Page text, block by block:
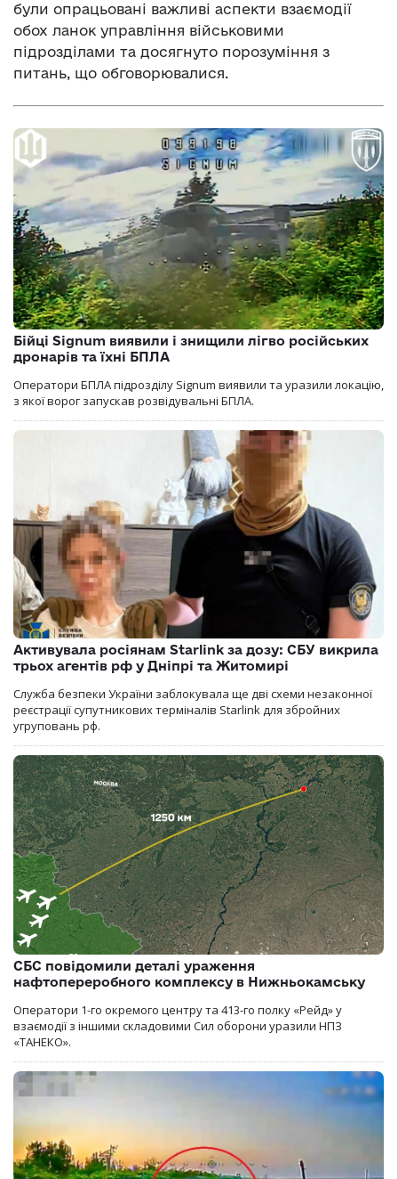
були опрацьовані важливі аспекти взаємодії
обох ланок управління військовими
підрозділами та досягнуто порозуміння з
питань, що обговорювалися.
Бійці Signum виявили і знищили лігво російських
дронарів та їхні БПЛА
Оператори БПЛА підрозділу Signum виявили та уразили локацію,
з якої ворог запускав розвідувальні БПЛА.
Активувала росіянам Starlink за дозу: СБУ викрила
трьох агентів рф у Дніпрі та Житомирі
Служба безпеки України заблокувала ще дві схеми незаконної
реєстрації супутникових терміналів Starlink для збройних
угруповань рф.
СБС повідомили деталі ураження
нафтопереробного комплексу в Нижньокамську
Оператори 1-го окремого центру та 413-го полку «Рейд» у
взаємодії з іншими складовими Сил оборони уразили НПЗ
«ТАНЕКО».